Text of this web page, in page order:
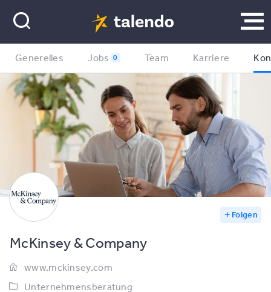
Folgen
Generelles Jobs 0 Team Karriere
McKinsey & Company
www.mckinsey.com
Unternehmensberatung